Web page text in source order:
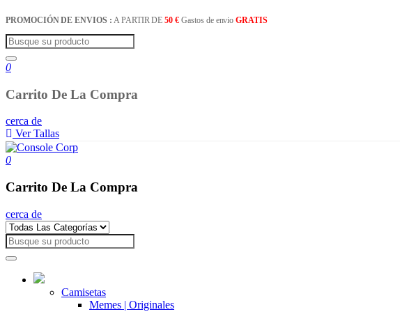
PROMOCIÓN DE ENVIOS : A PARTIR DE50 € Gastos de envioGRATIS
0
Carrito De La Compra
cerca de
Ver Tallas
0
Carrito De La Compra
cerca de
Camisetas
Memes | Originales